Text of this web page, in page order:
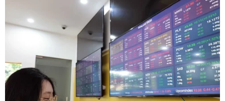
#SEA Games 31
#Đoàn thể thao Việt Nam
#Bảng tổng sắp huy chương SEA Games 31
#Điền kinh
#Bơi lội
#Kỷ lục